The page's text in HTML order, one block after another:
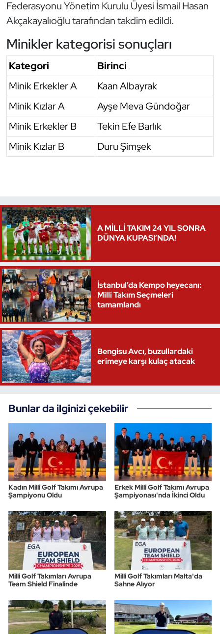
Federasyonu Yönetim Kurulu Üyesi İsmail Hasan
Akçakayalıoğlu tarafından takdim edildi.
Minikler kategorisi sonuçları
Kategori
Birinci
Minik Erkekler A
Kaan Albayrak
Minik Kızlar A
Ayşe Meva Gündoğar
Minik Erkekler B
Tekin Efe Barlık
Minik Kızlar B
Duru Şimşek
A MİLLİ TAKIM 24 YIL SONRA
DÜNYA KUPASI’NDA!
İstanbul’da Kempo heyecanı:
Milli Takım Seçmeleri
tamamlandı
Bengisu Avcı, buzullardaki
erimeye karşı kulaç atacak
Bunlar da ilginizi çekebilir
Kadın Milli Golf Takımı Avrupa
Şampiyonu Oldu
Erkek Milli Golf Takımı Avrupa
Şampiyonası'nda İkinci Oldu
Milli Golf Takımları Avrupa
Team Shield Finalinde
Milli Golf Takımları Malta'da
Sahne Alıyor
Triatlon
Voleybol
Vücut Geliştirme Fitness
Wushu Kungfu
Yelken
Yüzme